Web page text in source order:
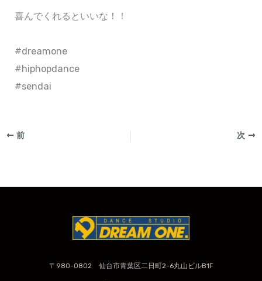
喜んでくれるといいな！！
#dreamone
#hiphopdance
#sendai
前 次
〒980-0802 仙台市青葉区二日町2-6丸山ビルB1F